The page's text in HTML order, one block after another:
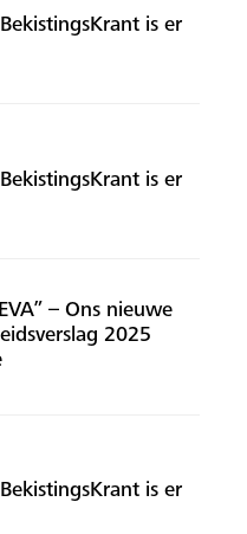
is er
is er
– Ons nieuwe
2025
is er